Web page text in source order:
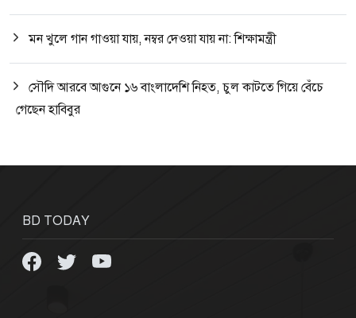
মন খুলে গান গাওয়া যায়, নম্বর দেওয়া যায় না: শিক্ষামন্ত্রী
সৌদি আরবে আগুনে ১৬ বাংলাদেশি নিহত, চুল কাটতে গিয়ে বেঁচে
গেছেন হাবিবুর
BD TODAY